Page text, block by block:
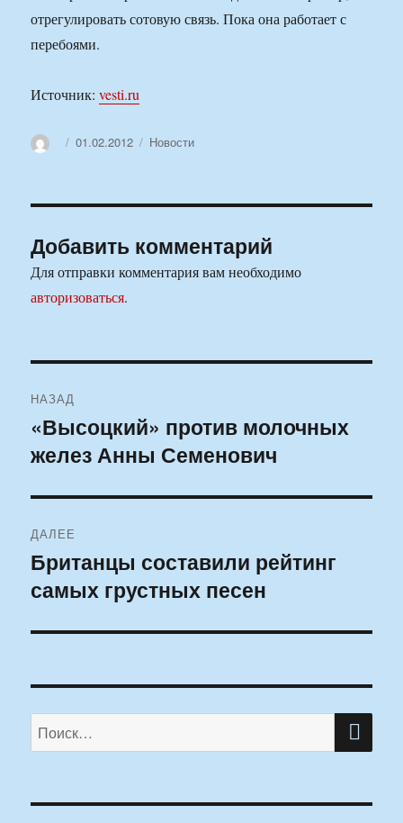
отрегулировать сотовую связь. Пока она работает с
перебоями.
Источник:vesti.ru
АвторОпубликовано
01.02.2012 Рубрики
Новости
Добавить комментарий
Для отправки комментария вам необходимо
авторизоваться.
по
записям
НАЗАД
Предыдущая
запись:
«Высоцкий» против молочных
желез Анны Семенович
ДАЛЕЕ
Следующая
запись:
Британцы составили рейтинг
самых грустных песен
Искать: